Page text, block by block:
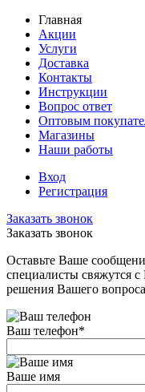
Главная
Акции
Услуги
Доставка
Контакты
Инструкции
Вопрос ответ
Оптовым
Магазины
Наши работы
Вход
Регистрация
Заказать звонок
Заказать звонок
Оставьте Ваше
специалисты свяжутся
решения Вашего
Ваш телефон*
Ваше имя